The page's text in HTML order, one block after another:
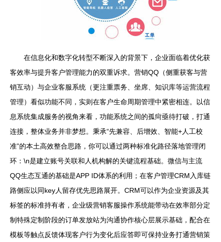
在信息化和数字化转型不断深入的背景下，企业面临着优化获
客效率与提升客户管理能力的双重诉求。营销QQ（侧重获客与营
销互动）与企业客服系统（更注重票务、坐席、知识库等运营流程
管理）看似功能不同，实则在客户生命周期管理中紧密相连。以信
息系统集成服务的视角来看，功能系统之间的孤疴亟待打破，打通
连接，整体业务并非梦想。秉承“先兼容、后增效、智能+人工校
准”的本土高效整合思路，你可以通过两种标准化路径落地管理闭
环：\n是建立账号关联和人机构解的关键流程基础。微信与主流
QQ生态互通的基础是APP ID体系的利用；在客户管理CRM入库链
路侧应以同key人留存优先思路展开。CRM可以作为企业资源及其
标签的标准持有者，企业级营销客服操作系统能带动在效率部分定
制特殊定制阶段的订单发放站为沟通协作核心层展示基础，配合在
模板等触点反馈体现客户行为变化后应答即可保持业务打通营销策